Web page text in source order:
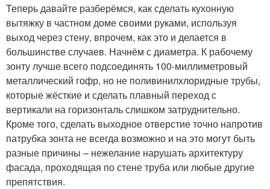
Теперь давайте разберёмся, как сделать кухонную
вытяжку в частном доме своими руками, используя
выход через стену, впрочем, как это и делается в
большинстве случаев. Начнём с диаметра. К рабочему
зонту лучше всего подсоединять 100-миллиметровый
металлический гофр, но не поливинилхлоридные трубы,
которые жёсткие и сделать плавный переход с
вертикали на горизонталь слишком затруднительно.
Кроме того, сделать выходное отверстие точно напротив
патрубка зонта не всегда возможно и на это могут быть
разные причины – нежелание нарушать архитектуру
фасада, проходящая по стене труба или любые другие
препятствия.